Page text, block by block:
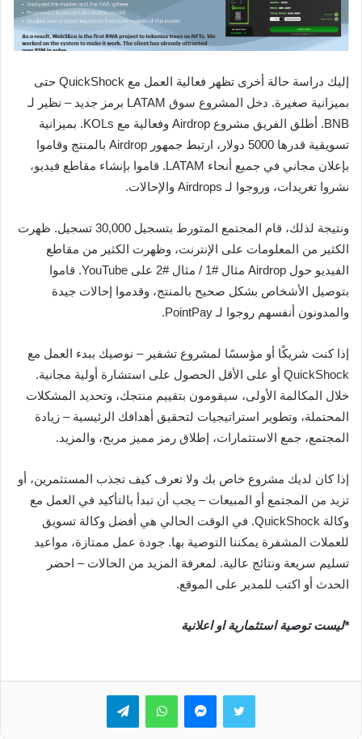
إليك دراسة حالة أخرى تظهر فعالية العمل مع QuickShock حتى
بميزانية صغيرة. دخل المشروع سوق LATAM برمز جديد – نظير لـ
BNB. أطلق الفريق مشروع Airdrop وفعالية مع KOLs. بميزانية
تسويقية قدرها 5000 دولار، ارتبط جمهور Airdrop بالمنتج وقاموا
بإعلان مجاني في جميع أنحاء LATAM. قاموا بإنشاء مقاطع فيديو،
نشروا تغريدات، وروجوا لـ Airdrops والإحالات.
ونتيجة لذلك، قام المجتمع المتورط بتسجيل 30,000 تسجيل. ظهرت
الكثير من المعلومات على الإنترنت، وظهرت الكثير من مقاطع
الفيديو حول Airdrop مثال #1 / مثال #2 على YouTube. قاموا
بتوصيل الأشخاص بشكل صحيح بالمنتج، وقدموا إحالات جيدة
والمدونون أنفسهم روجوا لـ PointPay.
إذا كنت شريكًا أو مؤسسًا لمشروع تشفير – نوصيك ببدء العمل مع
QuickShock أو على الأقل الحصول على استشارة أولية مجانية.
خلال المكالمة الأولى، سيقومون بتقييم منتجك، وتحديد المشكلات
المحتملة، وتطوير استراتيجيات لتحقيق أهدافك الرئيسية – زيادة
المجتمع، جمع الاستثمارات، إطلاق رمز مميز مربح، والمزيد.
إذا كان لديك مشروع خاص بك ولا تعرف كيف تجذب المستثمرين، أو
تزيد من المجتمع أو المبيعات – يجب أن تبدأ بالتأكيد في العمل مع
وكالة QuickShock. في الوقت الحالي هي أفضل وكالة تسويق
للعملات المشفرة يمكننا التوصية بها. جودة عمل ممتازة، مواعيد
تسليم سريعة ونتائج عالية. لمعرفة المزيد من الحالات – احضر
الحدث أو اكتب للمدير على الموقع.
*ليست توصية استثمارية او اعلانية
تويتر ماسنجرواتساب تيلقرام